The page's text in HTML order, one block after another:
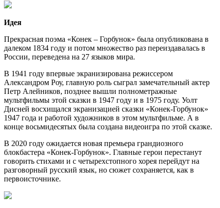
Идея
Прекрасная поэма «Конек – Горбунок» была опубликована в
далеком 1834 году и потом множество раз переиздавалась в
России, переведена на 27 языков мира.
В 1941 году впервые экранизирована режиссером
Александром Роу, главную роль сыграл замечательный актер
Петр Алейников, позднее вышли полнометражные
мультфильмы этой сказки в 1947 году и в 1975 году. Уолт
Дисней восхищался экранизацией сказки «Конек-Горбунок»
1947 года и работой художников в этом мультфильме. А в
конце восьмидесятых была создана видеоигра по этой сказке.
В 2020 году ожидается новая премьера грандиозного
блокбастера «Конек-Горбунок». Главные герои перестанут
говорить стихами и с четырехстопного хорея перейдут на
разговорный русский язык, но сюжет сохраняется, как в
первоисточнике.